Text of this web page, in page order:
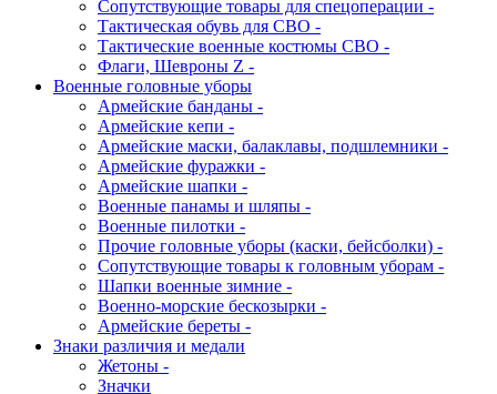
Сопутствующие товары для спецоперации -
Тактическая обувь для СВО -
Тактические военные костюмы СВО -
Флаги, Шевроны Z -
Военные головные уборы
Армейские банданы -
Армейские кепи -
Армейские маски, балаклавы, подшлемники -
Армейские фуражки -
Армейские шапки -
Военные панамы и шляпы -
Военные пилотки -
Прочие головные уборы (каски, бейсболки) -
Сопутствующие товары к головным уборам -
Шапки военные зимние -
Военно-морские бескозырки -
Армейские береты -
Знаки различия и медали
Жетоны -
Значки